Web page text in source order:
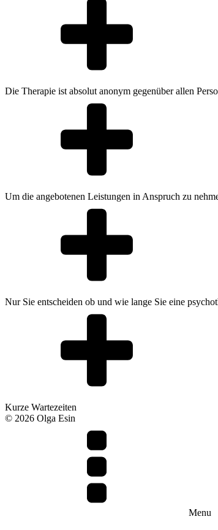
Die Therapie ist absolut anonym gegenüber allen
Um die angebotenen Leistungen in Anspruch zu
Nur Sie entscheiden ob und wie lange Sie eine
Kurze Wartezeiten
© 2026 Olga Esin
Menu